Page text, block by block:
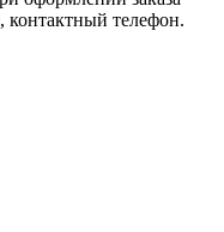
контактный телефон.